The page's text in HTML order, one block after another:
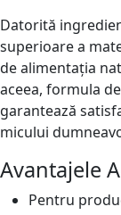
Datorită
superioare a
de alimentația
aceea, formula
garantează
micului
Avantajele
Pentru